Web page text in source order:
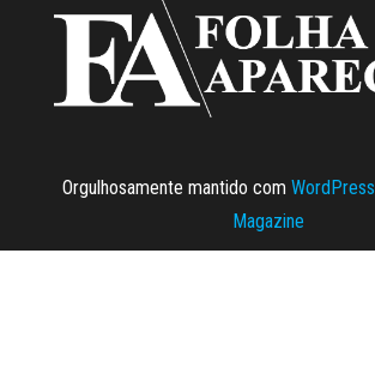
Orgulhosamente mantido com WordPress
Magazine